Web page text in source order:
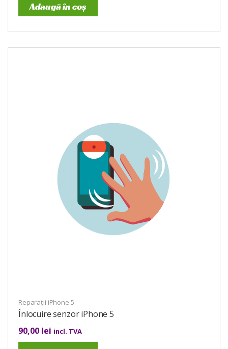
Adaugă în coș
Reparații iPhone 5
Înlocuire senzor iPhone 5
90,00 lei incl. TVA